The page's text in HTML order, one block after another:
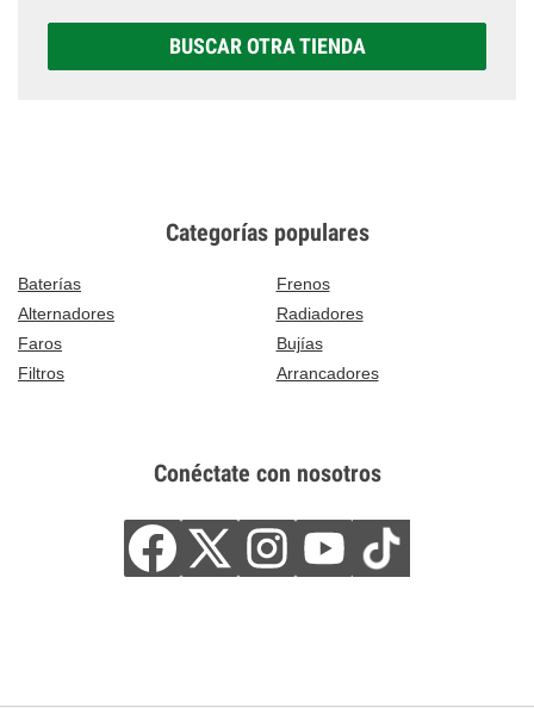
BUSCAR OTRA TIENDA
Categorías populares
Baterías
Frenos
Alternadores
Radiadores
Faros
Bujías
Filtros
Arrancadores
Conéctate con nosotros